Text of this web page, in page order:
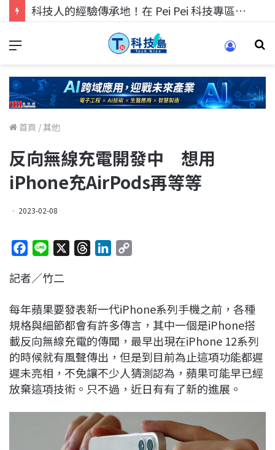
科技人的經驗傳承地！在 Pei Pei 科技專區，與學弟妹交流最硬核的技術
首頁 /其他
反向無線充電開發中 想用
iPhone充AirPods再等等
2023-02-08
c
b
o
o
k
n
a
d
s
e
d
I
n
L
i
n
k
記者／竹二
每年蘋果要發表新一代iPhone系列手機之前，各種
規格與細節都會有許多傳言，其中一個是iPhone搭
載反向無線充電的傳聞，最早出現在iPhone 12系列
的時候就有風聲傳出，但是到目前為止這項功能都遲
遲未亮相，不免讓不少人猜測認為，蘋果可能早已經
放棄這項技術。只不過，近日有有了新的進展。